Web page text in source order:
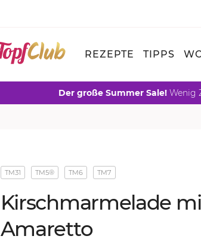
REZEPTE TIPPS
Der große Summer Sale! Wenig
TM31 TM5® TM6 TM7
Kir­schmar­me­la­de
Ama­ret­to